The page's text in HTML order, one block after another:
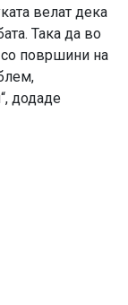
велат дека
Така да во
површини на
додаде